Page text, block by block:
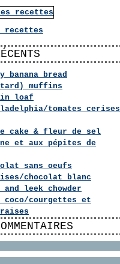
recettes
banana bread
muffins
loaf
tomates cerises
cake & fleur de sel
et aux pépites de
sans oeufs
chocolat blanc
and leek chowder
coco/courgettes et